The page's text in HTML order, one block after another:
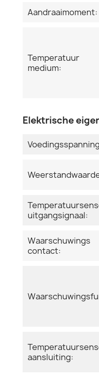
Aandraaimoment:
Temperatuur
medium:
Elektrische
uitgangsignaal:
Waarschuwings
contact:
aansluiting: